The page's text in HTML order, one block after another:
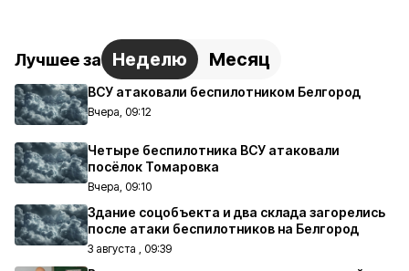
Лучшее за Неделю Месяц
ВСУ атаковали беспилотником Белгород
Вчера, 09:12
Четыре беспилотника ВСУ атаковали
посёлок Томаровка
Вчера, 09:10
Здание соцобъекта и два склада загорелись
после атаки беспилотников на Белгород
3 августа , 09:39